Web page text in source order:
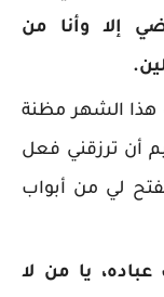
إلا وأنا من
هذا الشهر مظنة
أن ترزقني فعل
لي من أبواب
يا من لا